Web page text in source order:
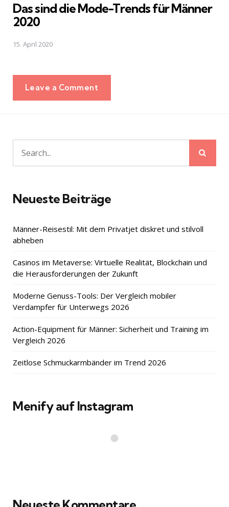
Das sind die Mode-Trends für Männer
2020
15. April 2020
Leave a Comment
Search
for:
Neueste Beiträge
Männer-Reisestil: Mit dem Privatjet diskret und stilvoll
abheben
Casinos im Metaverse: Virtuelle Realität, Blockchain und
die Herausforderungen der Zukunft
Moderne Genuss-Tools: Der Vergleich mobiler
Verdampfer für Unterwegs 2026
Action-Equipment für Männer: Sicherheit und Training im
Vergleich 2026
Zeitlose Schmuckarmbänder im Trend 2026
Menify auf Instagram